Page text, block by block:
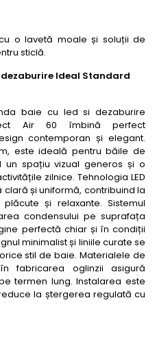
o lavetă moale și soluții de
sticlă.
Ideal Standard
baie cu led si dezaburire
Air 60 îmbină perfect
contemporan și elegant.
este ideală pentru băile de
un spațiu vizual generos și o
zilnice. Tehnologia LED
și uniformă, contribuind la
și relaxante. Sistemul
condensului pe suprafața
perfectă chiar și în condiții
minimalist și liniile curate se
stil de baie. Materialele de
fabricarea oglinzii asigură
termen lung. Instalarea este
la ștergerea regulată cu